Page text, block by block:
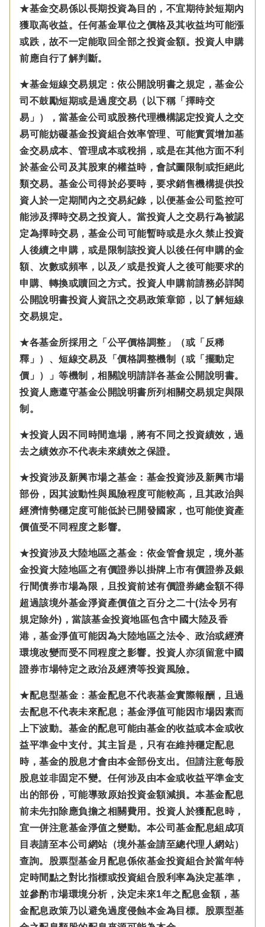
★基金交易係以長期投資為目的，不宜期待於短期內
獲取高收益。任何基金單位之價格及其收益均可能漲
或跌，故不一定能取回全部之投資金額。投資人申購
前應自行了解判斷。
★基金短線交易規定：依公開說明書之規定，基金公
司不鼓勵短期或是過度交易（以下稱「擇時交
易」），當基金公司或股務代理機構認定投資人之交
易可能妨礙基金投資組合效率管理、可能實質增加基
金交易成本、管理成本或稅捐，或是在其他方面不利
於基金公司及其股東的權益時，會試圖限制或拒絕此
類交易。基金公司得於必要時，要求銷售機構提供投
資人於一定期間內之交易紀錄，以便基金公司監控可
能涉及擇時交易之投資人。當投資人之交易行為被認
定為擇時交易，基金公司可能暫時或是永久禁止投資
人後續之申購，或是限制該投資人以後任何申購的金
額、次數或頻率，以及／或是投資人之後可能要求的
申購、轉換或贖回之方式。投資人申購前請務必詳閱
公開說明書投資人資訊之交易政策章節，以了解短線
交易規定。
★各基金所採用之「公平價格調整」（或「反稀
釋」）、短線交易及「價格調整機制（或「擺動定
價」）」等機制，相關說明請詳各基金公開說明書。
投資人應遵守基金公開說明書所列相關交易規定與限
制。
★投資人因不同時間進場，將有不同之投資績效，過
去之績效亦不代表未來績效之保證。
★投資涉及新興市場之基金：基金投資涉及新興市場
部份，因其波動性與風險程度可能較高，且其政治與
經濟情勢穩定度可能低於已開發國家，也可能使資產
價值受不同程度之影響。
★投資涉及大陸地區之基金： 依金管會規定， 境外基
金投資大陸地區之有價證券以掛牌上市有價證券及銀
行間債券市場為限，且投資前述有價證券總金額不得
超過該境外基金淨資產價值之百分之二十(法令另有
規定除外)， 當該基金投資地區包含中國大陸及香
港，基金淨值可能因為大陸地區之法令、政治或經濟
環境改變而受不同程度之影響。 投資人亦須留意中國
證券市場特定之政治及經濟等投資風險。
★配息型基金：基金配息不代表基金實際報酬，且過
去配息不代表未來配息；基金淨值可能因市場因素而
上下波動。基金的配息可能由基金的收益或本金或收
益平準金中支付。 其主旨是，只有在維持穩定配息
時，基金的股息才會由本金部份支出。但請注意每股
股息並非固定不變。 任何涉及由本金或收益平準金支
出的部份，可能導致原始投資金額減損。本基金配息
前未先扣除應負擔之相關費用。投資人於獲配息時，
宜一併注意基金淨值之變動。本公司基金配息組成項
目表請至本公司網站（境外基金請至總代理人網站）
查詢。股票型基金月配息係依基金投資組合於當年特
定時間點之對比指標或投資組合股利率為決定基準，
並參酌市場環境分析，決定未來1年之配息金額，基
金配息政策乃以避免過度侵蝕本金為目標。股票型基